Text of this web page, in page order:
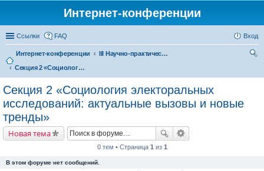
Интернет-конференции
Ссылки FAQ Вход
Интернет-конференции
III Научно-практическая интернет-конференция «Глобальные вызовы и региональное развитие в зеркале социологических измерений»
Секция 2 «Социология электоральных исследований: актуальные вызовы и новые тренды»
Секция 2 «Социология электоральных
исследований: актуальные вызовы и новые
тренды»
Новая тема
0 тем • Страница 1 из 1
В этом форуме нет сообщений.